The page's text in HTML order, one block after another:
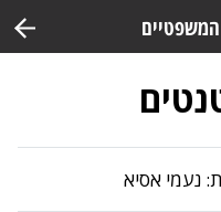
נעמי אסיא